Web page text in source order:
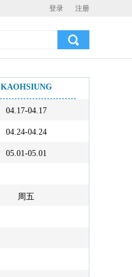
登录 注册
KAOHSIUNG
04.17-04.17
04.24-04.24
05.01-05.01
周五